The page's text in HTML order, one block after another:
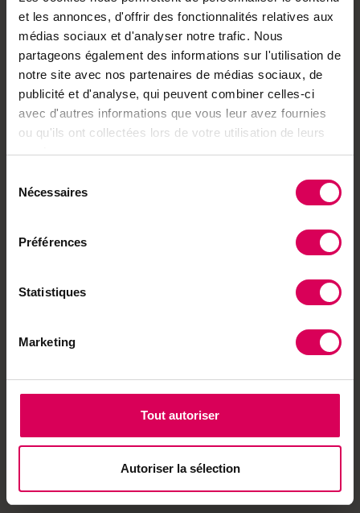
et les annonces, d'offrir des fonctionnalités relatives aux
médias sociaux et d'analyser notre trafic. Nous
partageons également des informations sur l'utilisation de
notre site avec nos partenaires de médias sociaux, de
publicité et d'analyse, qui peuvent combiner celles-ci
avec d'autres informations que vous leur avez fournies
ou qu'ils ont collectées lors de votre utilisation de leurs
services.
Nécessaires
Préférences
Statistiques
Marketing
Tout autoriser
Autoriser la sélection
Déjà abonné·e ? → Se connecter
Achetez local sur
notre boutique
manque d'herbage
fragilise la saison
Agriculture
hôte d'honneur, le
sous tension